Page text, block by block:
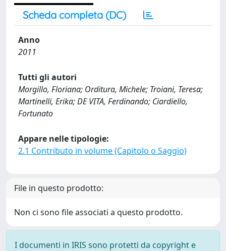
Scheda completa (DC)
Anno
2011
Tutti gli autori
Morgillo, Floriana; Orditura, Michele; Troiani, Teresa;
Martinelli, Erika; DE VITA, Ferdinando; Ciardiello,
Fortunato
Appare nelle tipologie:
2.1 Contributo in volume (Capitolo o Saggio)
File in questo prodotto:
Non ci sono file associati a questo prodotto.
I documenti in IRIS sono protetti da copyright e